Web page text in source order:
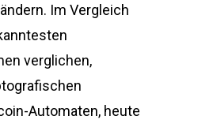
Im Vergleich
verglichen,
Automaten, heute